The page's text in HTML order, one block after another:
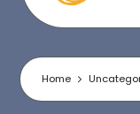
T
a
l
Home